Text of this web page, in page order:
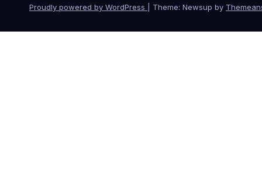
Proudly powered by WordPress Theme: Newsup by